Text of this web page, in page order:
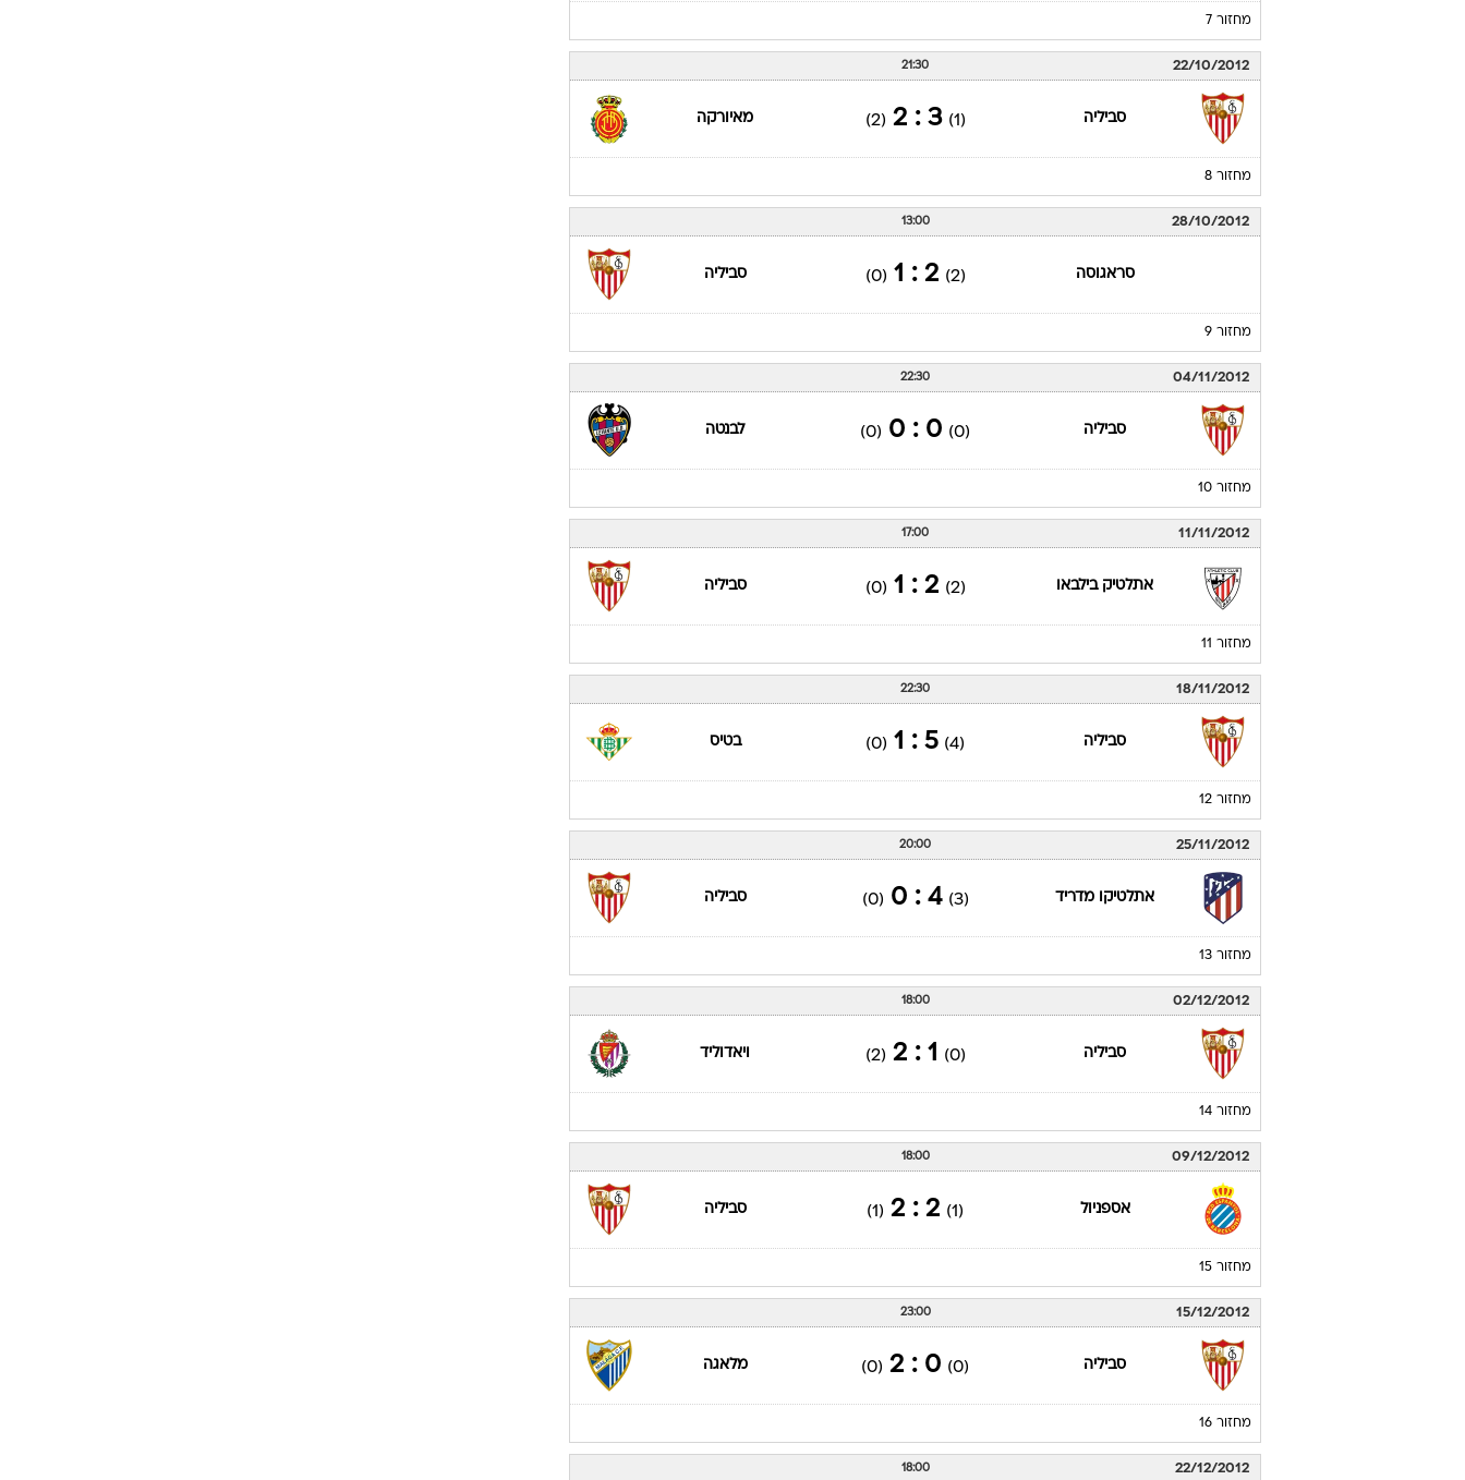
מחזור 7
22/10/2012
21:30
סביליה (1)
3 : 2
(2) מאיורקה
מחזור 8
28/10/2012
13:00
סראגוסה (2)
2 : 1
(0) סביליה
מחזור 9
04/11/2012
22:30
סביליה (0)
0 : 0
(0) לבנטה
מחזור 10
11/11/2012
17:00
אתלטיק בילבאו (2)
2 : 1
(0) סביליה
מחזור 11
18/11/2012
22:30
סביליה (4)
5 : 1
(0) בטיס
מחזור 12
25/11/2012
20:00
אתלטיקו מדריד (3)
4 : 0
(0) סביליה
מחזור 13
02/12/2012
18:00
סביליה (0)
1 : 2
(2) ויאדוליד
מחזור 14
09/12/2012
18:00
אספניול (1)
2 : 2
(1) סביליה
מחזור 15
15/12/2012
23:00
סביליה (0)
0 : 2
(0) מלאגה
מחזור 16
22/12/2012
18:00